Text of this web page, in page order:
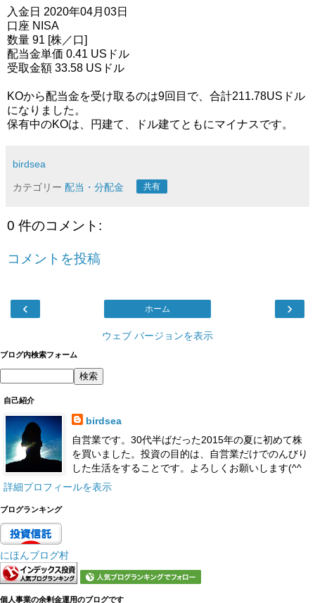
入金日 2020年04月03日
口座 NISA
数量 91 [株／口]
配当金単価 0.41 USドル
受取金額 33.58 USドル
KOから配当金を受け取るのは9回目で、合計211.78USドル
になりました。
保有中のKOは、円建て、ドル建てともにマイナスです。
birdsea
カテゴリー 配当・分配金 共有
0 件のコメント:
コメントを投稿
‹ ›
ホーム
ウェブ バージョンを表示
ブログ内検索フォーム
自己紹介
birdsea
自営業です。30代半ばだった2015年の夏に初めて株
を買いました。投資の目的は、自営業だけでのんびり
した生活をすることです。よろしくお願いします(^^
詳細プロフィールを表示
ブログランキング
にほんブログ村
個人事業の余剰金運用のブログです